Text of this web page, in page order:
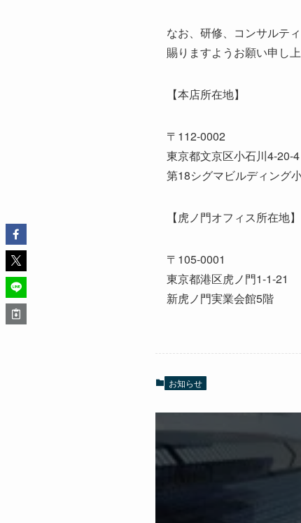
なお、研修、コンサルテ
賜りますようお願い申し上
【本店所在地】
〒 112-0002
東京都文京区小石川4-20-4
第18シグマビルディング
【虎ノ門オフィス所在地】
〒 105-0001
東京都港区虎ノ門1-1-21
新虎ノ門実業会館5階
お知らせ